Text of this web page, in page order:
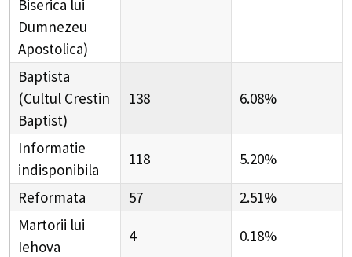
Biserica lui
Dumnezeu
Apostolica)
Baptista
(Cultul Crestin
Baptist)
138 6.08%
Informatie
indisponibila
118 5.20%
Reformata 57
2.51%
Martorii lui
Iehova
4 0.18%